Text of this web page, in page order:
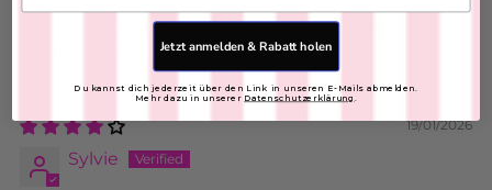
Sah mega aus aber mir leider zu groß, mußte sie
zurückschicken, leider
19/01/2026
Sylvie
Jetzt anmelden & Rabatt holen
Du kannst dich jederzeit über den Link in unseren E-Mails abmelden.
Mehr dazu in unserer Datenschutzerklärung .